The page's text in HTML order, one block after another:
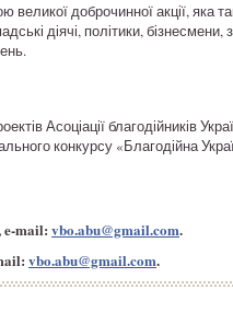
великої доброчинної акції, яка
діячі, політики, бізнесмени,
Асоціації благодійників
конкурсу «Благодійна
mail: vbo.abu@gmail.com.
vbo.abu@gmail.com.